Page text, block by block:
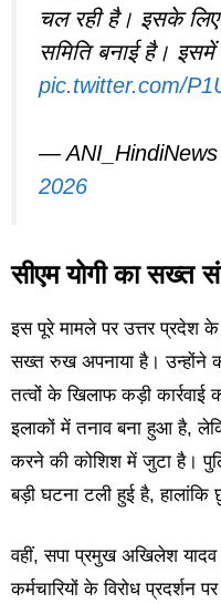
चल रही है। इसके
समिति बनाई है।
pic.twitter.com/
—
2026
सीएम योगी का सख्त
इस पूरे मामले पर उत्तर प्रदेश
सख्त रुख अपनाया है। उन्होंने
तत्वों के खिलाफ कड़ी कार्रवाई
इलाकों में तनाव बना हुआ है,
करने की कोशिश में जुटा है।
बड़ी घटना टली हुई है, हालांकि
वहीं,सपा प्रमुख अखिलेश
कर्मचारियों के विरोध प्रदर्शन